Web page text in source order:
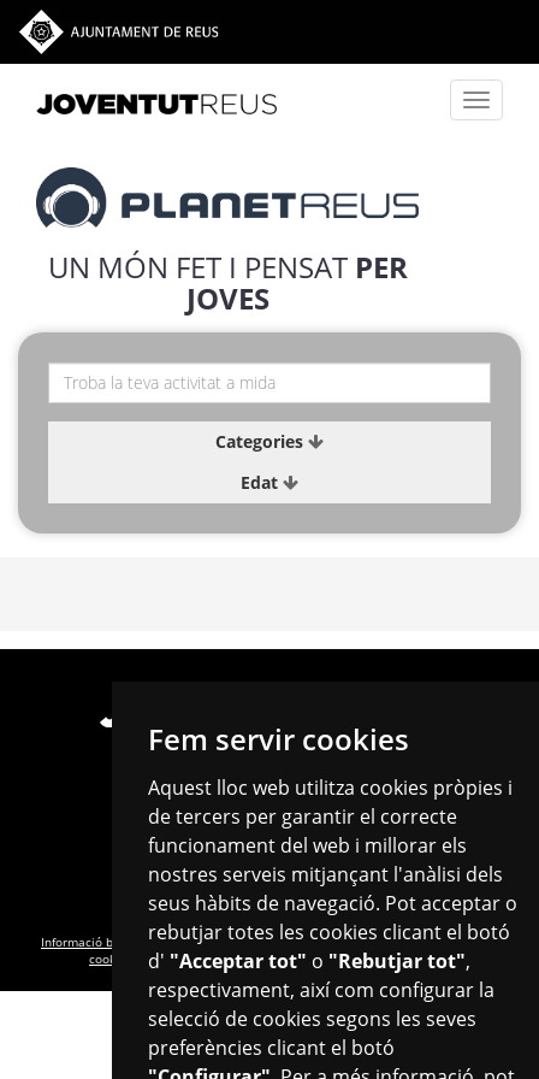
Fem servir cookies
Aquest lloc web utilitza cookies pròpies i
de tercers per garantir el correcte
funcionament del web i millorar els
nostres serveis mitjançant l'anàlisi dels
seus hàbits de navegació. Pot acceptar o
rebutjar totes les cookies clicant el botó
d' "Acceptar tot" o "Rebutjar tot",
respectivament, així com configurar la
selecció de cookies segons les seves
preferències clicant el botó
Vés al contingut
Toggle
UN MÓN FET I PENSAT PER
JOVES
Categories
Edat
C/de Castellvell, 24 · 43202 · Reus
info.joventut@reus.cat
Tel. 977 010 268 · Fax. 977 010 269
Informació bàsica RGPD·Política de privacitat ·Política de cookies ·Configurar
cookies
Avís legal·Transparència·Accessibilitat·Mapa web